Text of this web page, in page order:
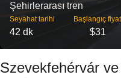
Şehirlerarası tren
Seyahat tarihi
42 dk
Başlangıç
$31
Szevekfehérvár